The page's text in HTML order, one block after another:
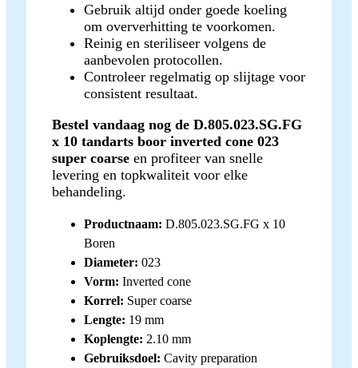
Gebruik altijd onder goede koeling
om oververhitting te voorkomen.
Reinig en steriliseer volgens de
aanbevolen protocollen.
Controleer regelmatig op slijtage voor
consistent resultaat.
Bestel vandaag nog de D.805.023.SG.FG
x 10 tandarts boor inverted cone 023
super coarse en profiteer van snelle
levering en topkwaliteit voor elke
behandeling.
Productnaam: D.805.023.SG.FG x 10
Boren
Diameter: 023
Vorm: Inverted cone
Korrel: Super coarse
Lengte: 19 mm
Koplengte: 2.10 mm
Gebruiksdoel: Cavity preparation